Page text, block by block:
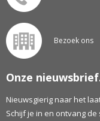
Bezoek ons
Onze
Nieuwsgierig naar het
Schijf je in en ontvang